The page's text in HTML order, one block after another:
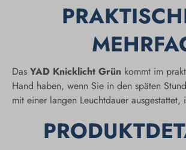
Das YAD Knicklicht Grün kommt im
Hand haben, wenn Sie in den späten
mit einer langen Leuchtdauer